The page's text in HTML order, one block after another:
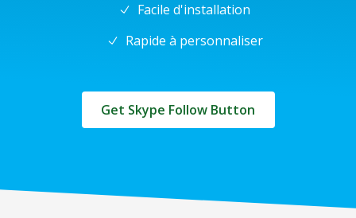
Facile d'installation
Rapide à personnaliser
Get Skype Follow Button